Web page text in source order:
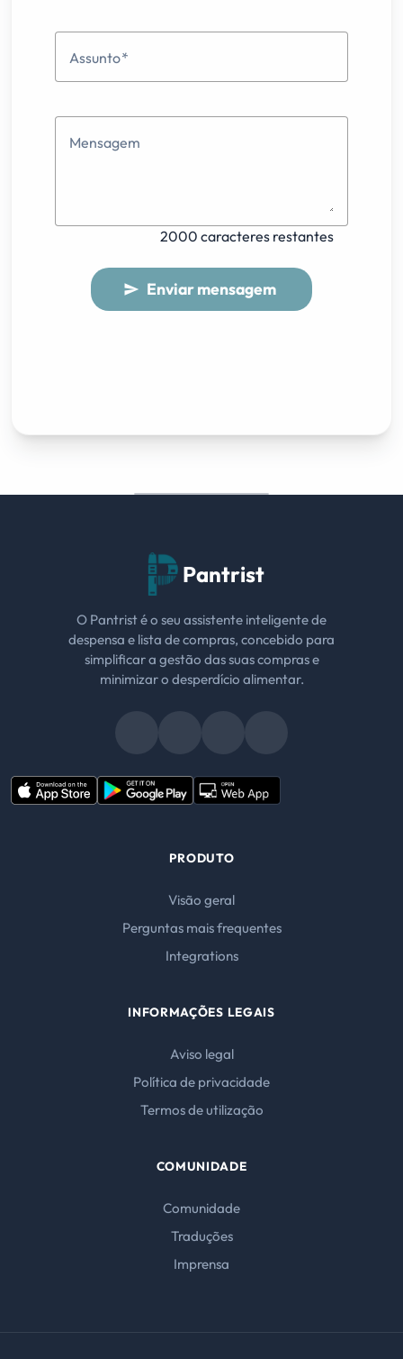
Assunto
Mensagem
2000 caracteres restantes
send Enviar mensagem
Pantrist
O Pantrist é o seu assistente inteligente de
despensa e lista de compras, concebido para
simplificar a gestão das suas compras e
minimizar o desperdício alimentar.
PRODUTO
Visão geral
Perguntas mais frequentes
Integrations
INFORMAÇÕES LEGAIS
Aviso legal
Política de privacidade
Termos de utilização
COMUNIDADE
Comunidade
Traduções
Imprensa